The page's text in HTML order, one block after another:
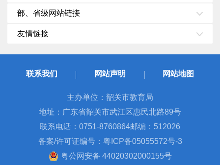
部、省级网站链接
友情链接
联系我们 网站声明 网站地图
主办单位：韶关市教育局
地址：广东省韶关市武江区惠民北路89号
联系电话：0751-8760864邮编：512026
备案/许可证编号：粤ICP备05055572号-3
粤公网安备 44020302000155号